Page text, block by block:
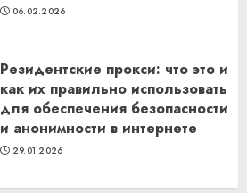
06.02.2026
Резидентские прокси: что это и
как их правильно использовать
для обеспечения безопасности
и анонимности в интернете
29.01.2026